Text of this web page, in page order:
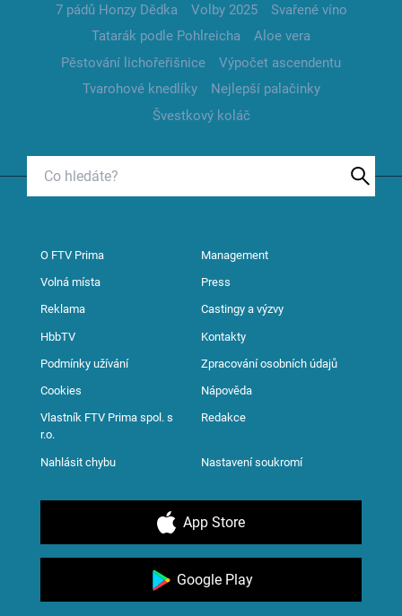
7 pádů Honzy Dědka
Volby 2025
Svařené víno
Tatarák podle Pohlreicha
Aloe vera
Pěstování lichořeřišnice
Výpočet ascendentu
Tvarohové knedlíky
Nejlepší palačinky
Švestkový koláč
O FTV Prima Management
Volná místa Press
Reklama Castingy a výzvy
HbbTV Kontakty
Podmínky užívání Zpracování osobních údajů
Cookies Nápověda
Vlastník FTV Prima spol. s
r.o.
Redakce
Nahlásit chybu Nastavení soukromí
App Store
Google Play